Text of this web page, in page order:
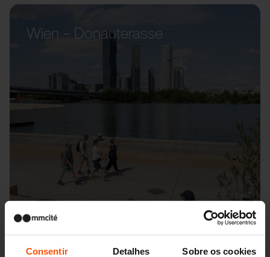
Consentir Detalhes Sobre os cookies
Wien – Donauterasse